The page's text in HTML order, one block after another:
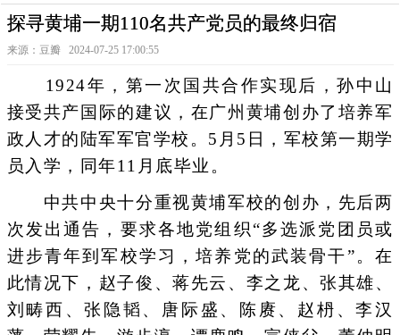
探寻黄埔一期110名共产党员的最终归宿
来源：豆瓣 2024-07-25 17:00:55
1924年，第一次国共合作实现后，孙中山
接受共产国际的建议，在广州黄埔创办了培养军
政人才的陆军军官学校。5月5日，军校第一期学
员入学，同年11月底毕业。
中共中央十分重视黄埔军校的创办，先后两
次发出通告，要求各地党组织“多选派党团员或
进步青年到军校学习，培养党的武装骨干”。在
此情况下，赵子俊、蒋先云、李之龙、张其雄、
刘畴西、张隐韬、唐际盛、陈赓、赵枬、李汉